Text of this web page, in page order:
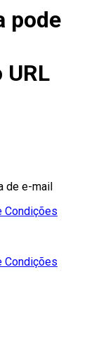
pode
de e-mail
Condições
Condições